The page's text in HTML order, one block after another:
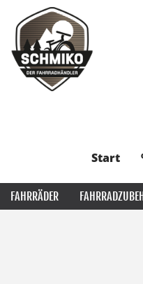
Start
FAHRRÄDER